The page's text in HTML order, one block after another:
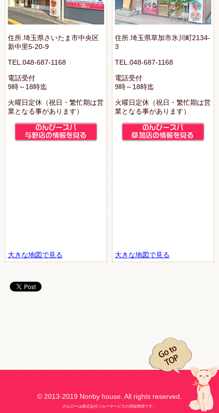
住所.埼玉県さいたま市中央区
新中里5-20-9
TEL.048-687-1168
電話受付
9時～18時迄
火曜日定休（祝日・繁忙期は営
業となる事があります）
大きな地図で見る
住所.埼玉県草加市氷川町2134-
3
TEL.048-687-1168
電話受付
9時～18時迄
火曜日定休（祝日・繁忙期は営
業となる事があります）
大きな地図で見る
© 2013-2019 Nonby house. All rights reserved.
のんびーは株式会社ツルーサービスの登録商標です。